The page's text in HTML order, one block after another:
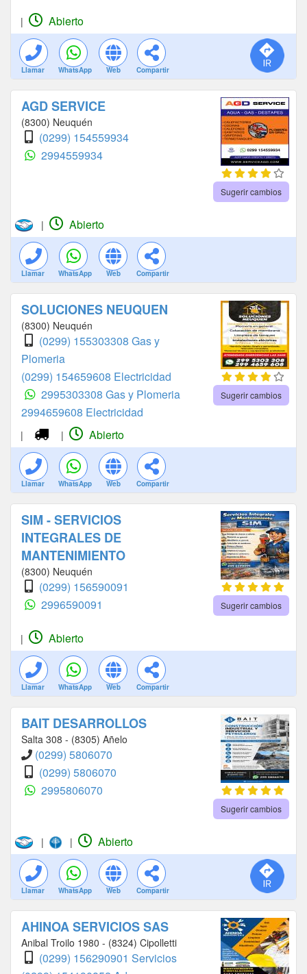
| Abierto
Llamar WhatsApp Web Compartir
AGD SERVICE
(8300) Neuquén
(0299) 154559934
2994559934
Sugerir cambios
| Abierto
Llamar WhatsApp Web Compartir
SOLUCIONES NEUQUEN
(8300) Neuquén
(0299) 155303308 Gas y
Plomeria
(0299) 154659608 Electricidad
2995303308 Gas y Plomeria
2994659608 Electricidad
Sugerir cambios
| | Abierto
Llamar WhatsApp Web Compartir
SIM - SERVICIOS
INTEGRALES DE
MANTENIMIENTO
(8300) Neuquén
(0299) 156590091
2996590091
Sugerir cambios
| Abierto
Llamar WhatsApp Web Compartir
BAIT DESARROLLOS
Salta 308 - (8305) Añelo
(0299) 5806070
(0299) 5806070
2995806070
Sugerir cambios
| | Abierto
Llamar WhatsApp Web Compartir
AHINOA SERVICIOS SAS
Anibal Troilo 1980 - (8324) Cipolletti
(0299) 156290901 Servicios